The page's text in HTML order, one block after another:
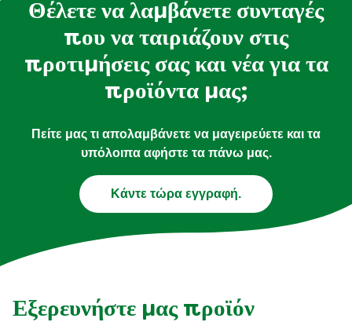
Θέλετε να λαμβάνετε συνταγές
που να ταιριάζουν στις
προτιμήσεις σας και νέα για τα
προϊόντα μας;
Πείτε μας τι απολαμβάνετε να μαγειρεύετε και τα
υπόλοιπα αφήστε τα πάνω μας.
Κάντε τώρα εγγραφή.
Εξερευνήστε μας προϊόν